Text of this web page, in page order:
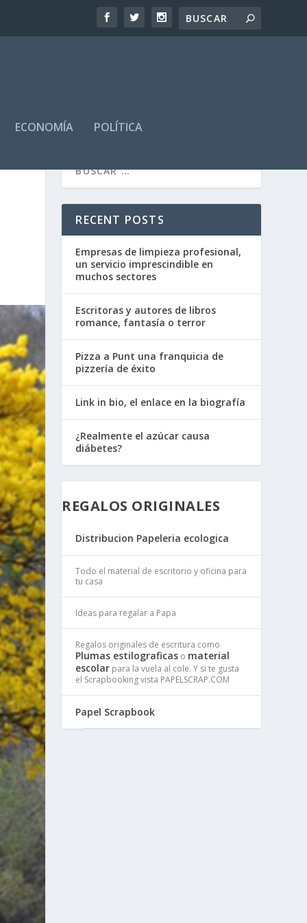
ECONOMÍA POLÍTICA
RECENT POSTS
Empresas de limpieza profesional,
un servicio imprescindible en
muchos sectores
Escritoras y autores de libros
romance, fantasía o terror
Pizza a Punt una franquicia de
pizzería de éxito
Link in bio, el enlace en la biografía
¿Realmente el azúcar causa
diábetes?
REGALOS ORIGINALES
Distribucion Papeleria ecologica
Todo el material de escritorio y oficina para
tu casa
Ideas para regalar a Papa
Regalos originales de escritura como
Plumas estilograficas o material
escolar para la vuela al cole. Y si te gusta
el Scrapbooking vista PAPELSCRAP.COM
Papel Scrapbook